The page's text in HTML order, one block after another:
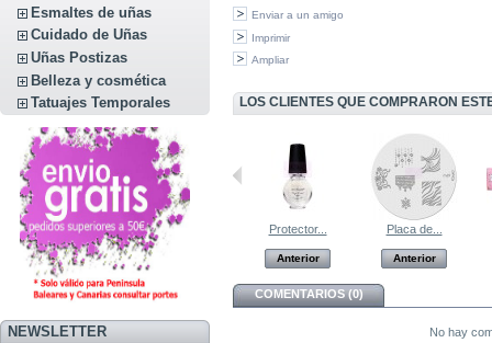
Esmaltes de uñas
Cuidado de Uñas
Uñas Postizas
Belleza y cosmética
Tatuajes Temporales
NEWSLETTER
Enviar a un amigo
Imprimir
Ampliar
LOS CLIENTES QUE COMPRARON
15 ml Pastel...
Anterior
Sello Konad Protector...
Anterior
Placa de...
Anterior
COMENTARIOS (0)
No hay